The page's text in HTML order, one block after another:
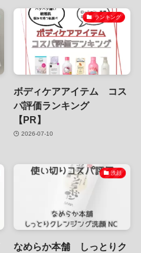
ランキング
ボディケアアイテム コス
パ評価ランキング
【PR】
2026-07-10
洗顔
なめらか本舗 しっとりク